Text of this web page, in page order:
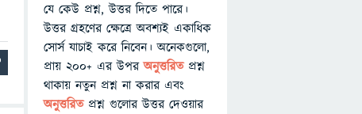
যে কেউ প্রশ্ন, উত্তর দিতে পারে।
উত্তর গ্রহণের ক্ষেত্রে অবশ্যই একাধিক
সোর্স যাচাই করে নিবেন। অনেকগুলো,
প্রায় ২০০+ এর উপরঅনুত্তরিতপ্রশ্ন
থাকায় নতুন প্রশ্ন না করার এবং
অনুত্তরিত প্রশ্ন গুলোর উত্তর দেওয়ার